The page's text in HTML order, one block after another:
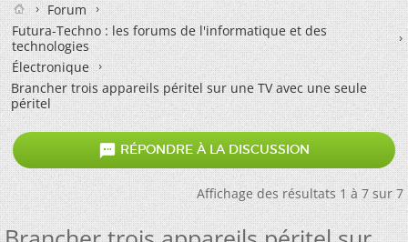
Forum
Futura-Techno : les forums de l'informatique et des
technologies
Électronique
Brancher trois appareils péritel sur une TV avec une seule
péritel
 RÉPONDRE À LA DISCUSSION
Affichage des résultats 1 à 7 sur 7